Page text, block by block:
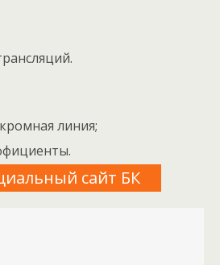
линия;
сайт БК